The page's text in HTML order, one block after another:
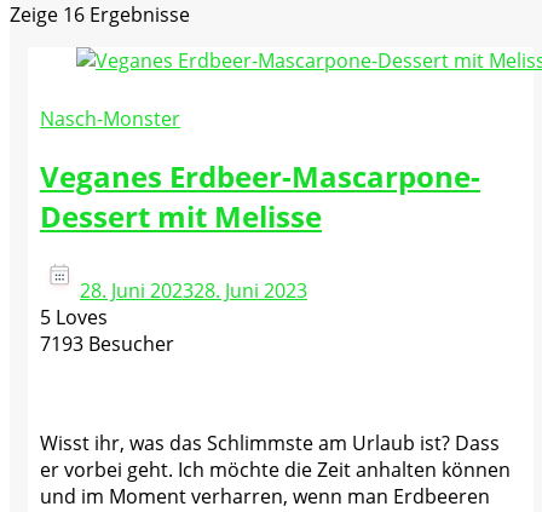
Zeige 16 Ergebnisse
Nasch-Monster
Veganes Erdbeer-Mascarpone-
Dessert mit Melisse
28. Juni 202328. Juni 2023
5 Loves
7193 Besucher
Wisst ihr, was das Schlimmste am Urlaub ist? Dass
er vorbei geht. Ich möchte die Zeit anhalten können
und im Moment verharren, wenn man Erdbeeren